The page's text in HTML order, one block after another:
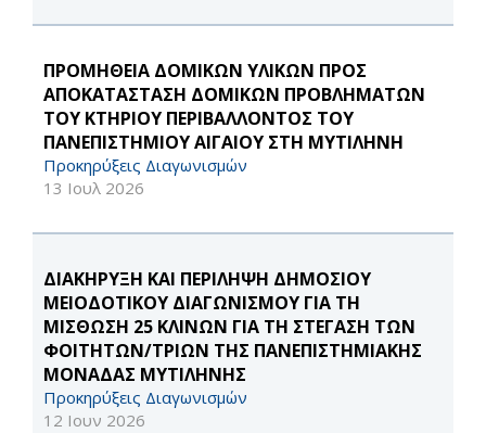
ΠΡΟΜΗΘΕΙΑ ΔΟΜΙΚΩΝ ΥΛΙΚΩΝ ΠΡΟΣ
ΑΠΟΚΑΤΑΣΤΑΣΗ ΔΟΜΙΚΩΝ ΠΡΟΒΛΗΜΑΤΩΝ
ΤΟΥ ΚΤΗΡΙΟΥ ΠΕΡΙΒΑΛΛΟΝΤΟΣ ΤΟΥ
ΠΑΝΕΠΙΣΤΗΜΙΟΥ ΑΙΓΑΙΟΥ ΣΤΗ ΜΥΤΙΛΗΝΗ
Προκηρύξεις Διαγωνισμών
13 Ιουλ 2026
ΔΙΑΚΗΡΥΞΗ ΚΑΙ ΠΕΡΙΛΗΨΗ ΔΗΜΟΣΙΟΥ
ΜΕΙΟΔΟΤΙΚΟΥ ΔΙΑΓΩΝΙΣΜΟΥ ΓΙΑ ΤΗ
ΜΙΣΘΩΣΗ 25 ΚΛΙΝΩΝ ΓΙΑ ΤΗ ΣΤΕΓΑΣΗ ΤΩΝ
ΦΟΙΤΗΤΩΝ/ΤΡΙΩΝ ΤΗΣ ΠΑΝΕΠΙΣΤΗΜΙΑΚΗΣ
ΜΟΝΑΔΑΣ ΜΥΤΙΛΗΝΗΣ
Προκηρύξεις Διαγωνισμών
12 Ιουν 2026